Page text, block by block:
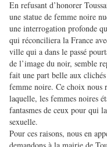
En refusant d’honorer
une statue de femme noire
une interrogation profonde
qui réconciliera la France
ville qui a dans le passé
de l’image du noir, semble
fait une part belle aux
femme noire. Ce choix nous
laquelle, les femmes noires
fantasmes de ceux pour qui
sexuelle.
Pour ces raisons, nous en